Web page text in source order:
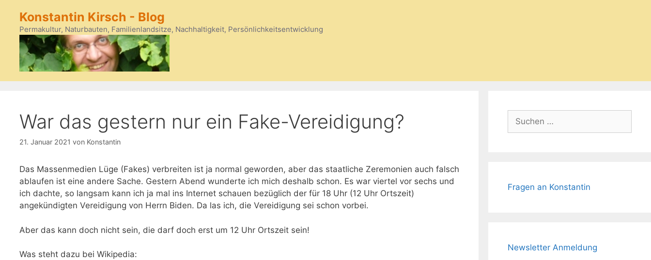
springen
Konstantin Kirsch - Blog
Permakultur, Naturbauten, Familienlandsitze, Nachhaltigkeit, Persönlichkeitsentwicklung
War das gestern nur ein Fake-Vereidigung?
21. Januar 2021 von Konstantin
Das Massenmedien Lüge (Fakes) verbreiten ist ja normal geworden, aber das staatliche Zeremonien auch falsch
ablaufen ist eine andere Sache. Gestern Abend wunderte ich mich deshalb schon. Es war viertel vor sechs und
ich dachte, so langsam kann ich ja mal ins Internet schauen bezüglich der für 18 Uhr (12 Uhr Ortszeit)
angekündigten Vereidigung von Herrn Biden. Da las ich, die Vereidigung sei schon vorbei.
Aber das kann doch nicht sein, die darf doch erst um 12 Uhr Ortszeit sein!
Was steht dazu bei Wikipedia:
Suchen
nach:
Fragen an Konstantin
Newsletter Anmeldung